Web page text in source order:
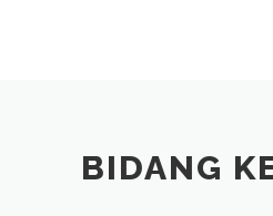
BIDANG